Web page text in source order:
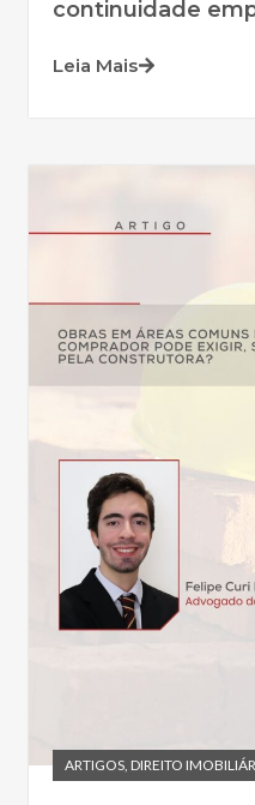
continuidade
Leia Mais
ARTIGOS DIREITO